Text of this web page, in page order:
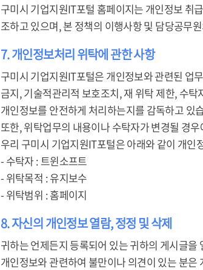
구미시 기업지원IT포털 홈페이지는 개인정보 취
조하고 있으며, 본 정책의 이행사항 및 담당공무
7. 개인정보처리 위탁에 관한 사항
구미시 기업지원IT포털은 개인정보와 관련된 업
금지, 기술적관리적 보호조치, 재 위탁 제한, 수
개인정보를 안전하게 처리하는지를 감독하고 있
또한, 위탁업무의 내용이나 수탁자가 변경될 경
우리 구미시 기업지원IT포털은 아래와 같이 개인
- 수탁자 : 트윈소프트
- 위탁목적 : 유지보수
- 위탁범위 : 홈페이지
8. 자신의 개인정보 열람, 정정 및 삭제
귀하는 언제든지 등록되어 있는 귀하의 게시글
개인정보와 관련하여 불만이나 의견이 있는 분